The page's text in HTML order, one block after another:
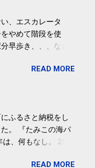
、エスカレータ
やめて階段を使
早歩き、、、など
ウェア・シューズで
ではない。 食べ
の結果を筑波大の
た。改善が期待で
酒が原因ではない
READ MORE
ふるさと納税をし
。 『たみこの海パ
、何もなし。 2年
ック』。 ボランティ
READ MORE